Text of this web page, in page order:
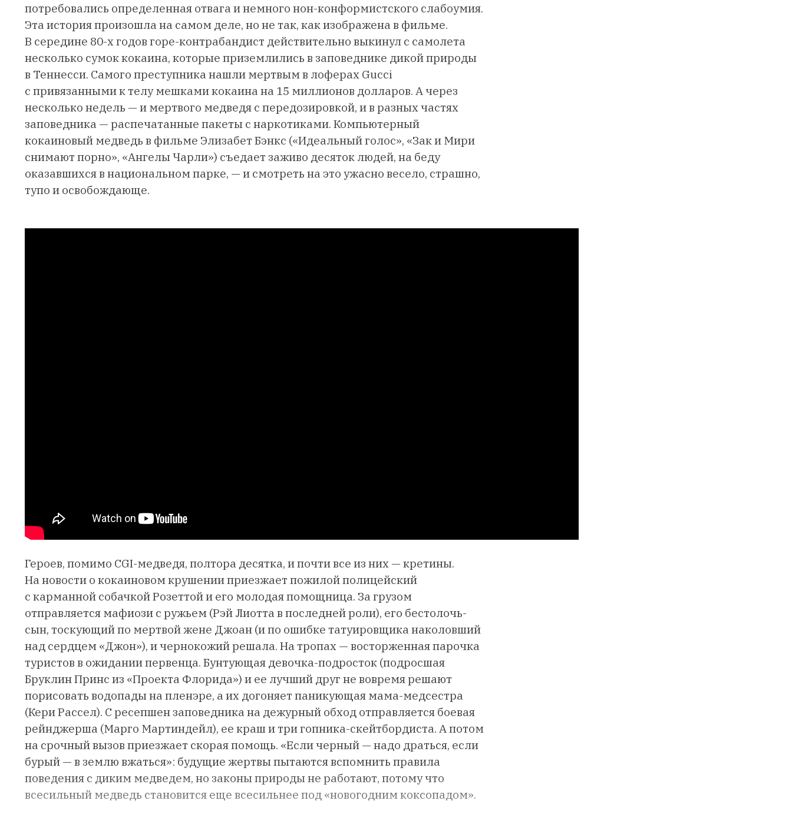
потребовались определенная отвага и немного нон-конформистского слабоумия.
Эта история произошла на самом деле, но не так, как изображена в фильме.
В середине 80-х годов горе-контрабандист действительно выкинул с самолета
несколько сумок кокаина, которые приземлились в заповеднике дикой природы
в Теннесси. Самого преступника нашли мертвым в лоферах Gucci
с привязанными к телу мешками кокаина на 15 миллионов долларов. А через
несколько недель — и мертвого медведя с передозировкой, и в разных частях
заповедника — распечатанные пакеты с наркотиками. Компьютерный
кокаиновый медведь в фильме Элизабет Бэнкс («Идеальный голос», «Зак и Мири
снимают порно», «Ангелы Чарли») съедает заживо десяток людей, на беду
оказавшихся в национальном парке, — и смотреть на это ужасно весело, страшно,
тупо и освобождающе.
Героев, помимо CGI-медведя, полтора десятка, и почти все из них — кретины.
На новости о кокаиновом крушении приезжает пожилой полицейский
с карманной собачкой Розеттой и его молодая помощница. За грузом
отправляется мафиози с ружьем (Рэй Лиотта в последней роли), его бестолочь-
сын, тоскующий по мертвой жене Джоан (и по ошибке татуировщика наколовший
над сердцем «Джон»), и чернокожий решала. На тропах — восторженная парочка
туристов в ожидании первенца. Бунтующая девочка-подросток (подросшая
Бруклин Принс из «Проекта Флорида») и ее лучший друг не вовремя решают
порисовать водопады на пленэре, а их догоняет паникующая мама-медсестра
(Кери Рассел). С ресепшен заповедника на дежурный обход отправляется боевая
рейнджерша (Марго Мартиндейл), ее краш и три гопника-скейтбордиста. А потом
на срочный вызов приезжает скорая помощь. «Если черный — надо драться, если
бурый — в землю вжаться»: будущие жертвы пытаются вспомнить правила
поведения с диким медведем, но законы природы не работают, потому что
всесильный медведь становится еще всесильнее под «новогодним коксопадом».